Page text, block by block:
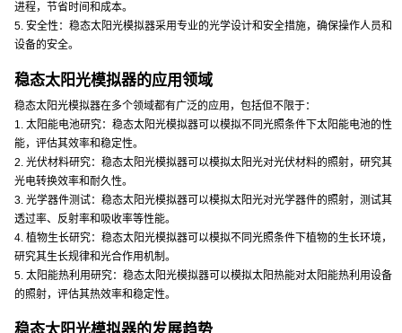
进程，节省时间和成本。
5. 安全性：稳态太阳光模拟器采用专业的光学设计和安全措施，确保操作人员和
设备的安全。
稳态太阳光模拟器的应用领域
稳态太阳光模拟器在多个领域都有广泛的应用，包括但不限于：
1. 太阳能电池研究：稳态太阳光模拟器可以模拟不同光照条件下太阳能电池的性
能，评估其效率和稳定性。
2. 光伏材料研究：稳态太阳光模拟器可以模拟太阳光对光伏材料的照射，研究其
光电转换效率和耐久性。
3. 光学器件测试：稳态太阳光模拟器可以模拟太阳光对光学器件的照射，测试其
透过率、反射率和吸收率等性能。
4. 植物生长研究：稳态太阳光模拟器可以模拟不同光照条件下植物的生长环境，
研究其生长规律和光合作用机制。
5. 太阳能热利用研究：稳态太阳光模拟器可以模拟太阳热能对太阳能热利用设备
的照射，评估其热效率和稳定性。